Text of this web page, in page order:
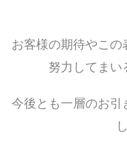
お客様の期待やこ
努力してまい
今後とも一層のお引